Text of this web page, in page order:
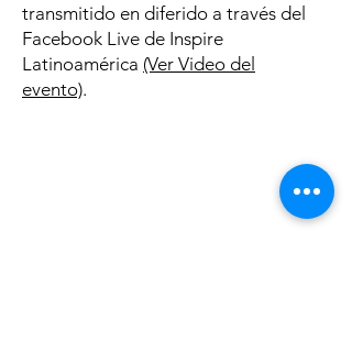
transmitido en diferido a través del
Facebook Live de Inspire
Latinoamérica (Ver Video del
evento).